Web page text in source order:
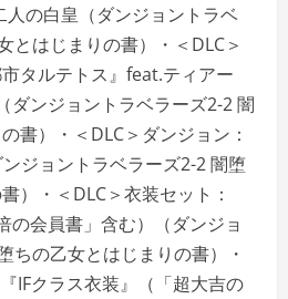
の白皇（ダンジョントラベ
とはじまりの書）・＜DLC＞
タルテトス』feat.ティアー
ダンジョントラベラーズ2-2 闇
書）・＜DLC＞ダンジョン：
ジョントラベラーズ2-2 闇堕
）・＜DLC＞衣装セット：
の会員書」含む）（ダンジョ
ちの乙女とはじまりの書）・
IFクラス衣装』（「超大吉の